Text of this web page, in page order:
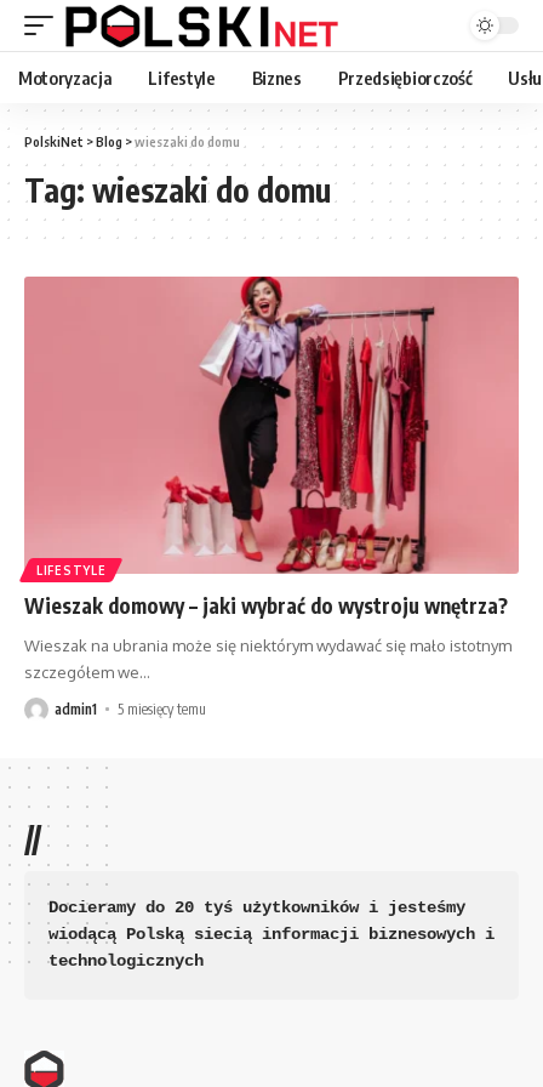
Motoryzacja Lifestyle Biznes Przedsiębiorczość
PolskiNet >Blog >wieszaki do domu
Tag: wieszaki do domu
LIFESTYLE
Wieszak domowy – jaki wybrać do wystroju wnętrza?
Wieszak na ubrania może się niektórym wydawać się mało istotnym
szczegółem we…
admin1 5 miesięcy temu
//
Docieramy do 20 tyś użytkowników i jesteśmy
wiodącą Polską siecią informacji biznesowych i
technologicznych